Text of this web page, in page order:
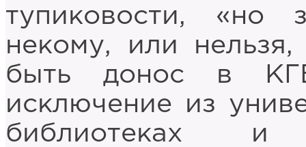
тупиковости, «но
некому, или
быть донос в
исключение из
библиотеках и